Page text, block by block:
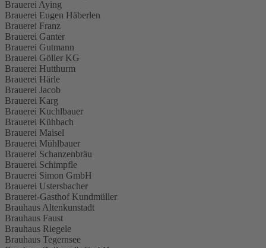
Brauerei Aying
Brauerei Eugen Häberlen
Brauerei Franz
Brauerei Ganter
Brauerei Gutmann
Brauerei Göller KG
Brauerei Hutthurm
Brauerei Härle
Brauerei Jacob
Brauerei Karg
Brauerei Kuchlbauer
Brauerei Kühbach
Brauerei Maisel
Brauerei Mühlbauer
Brauerei Schanzenbräu
Brauerei Schimpfle
Brauerei Simon GmbH
Brauerei Ustersbacher
Brauerei-Gasthof Kundmüller
Brauhaus Altenkunstadt
Brauhaus Faust
Brauhaus Riegele
Brauhaus Tegernsee